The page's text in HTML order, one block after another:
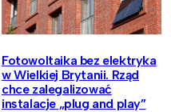
Fotowoltaika bez elektryka
w Wielkiej Brytanii. Rząd
chce zalegalizować
instalacje „plug and play”